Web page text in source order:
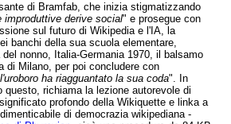
di Bramfab, che inizia stigmatizzando
improduttive derive social" e prosegue con
sul futuro di Wikipedia e l'IA, la
banchi della sua scuola elementare,
del nonno, Italia-Germania 1970, il balsamo
di Milano, per poi concludere con
l'uroboro ha riagguantato la sua coda". In
questo, richiama la lezione autorevole di
profondo della Wikiquette e linka a
di democrazia wikipediana -